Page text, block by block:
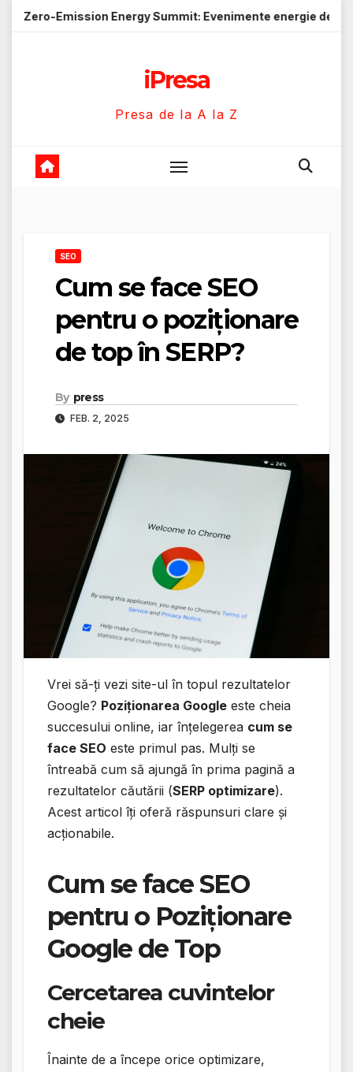
Skip
Energy Summit: Evenimente energie despre soluții cu
iPresa
Presa de la A la Z
SEO
Cum se face SEO
pentru o poziționare
de top în SERP?
By press
FEB. 2, 2025
Vrei să-ți vezi site-ul în topul rezultatelor
Google? Poziționarea Google este cheia
succesului online, iar înțelegerea cum se
face SEO este primul pas. Mulți se
întreabă cum să ajungă în prima pagină a
rezultatelor căutării (SERP optimizare).
Acest articol îți oferă răspunsuri clare și
acționabile.
Cum se face SEO
pentru o Poziționare
Googlede Top
Cercetarea cuvintelor
cheie
Înainte de a începe orice optimizare,